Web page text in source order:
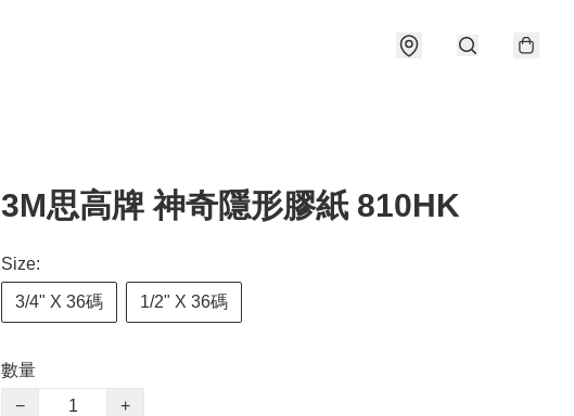
3M思高牌 神奇隱形膠紙 810HK
Size:
3/4" X 36碼 1/2" X 36碼
數量
−
+